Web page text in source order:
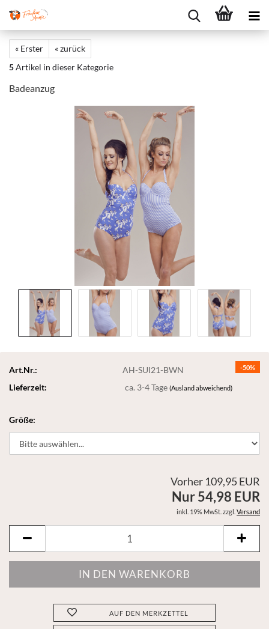
« Erster
« zurück
5Artikel in dieser Kategorie
Badeanzug
-50%
Art.Nr.:
AH-SUI21-BWN
Lieferzeit:
ca. 3-4 Tage(Ausland abweichend)
Größe:
Vorher 109,95 EUR
Nur 54,98 EUR
inkl. 19% MwSt. zzgl. Versand
AUF DEN MERKZETTEL